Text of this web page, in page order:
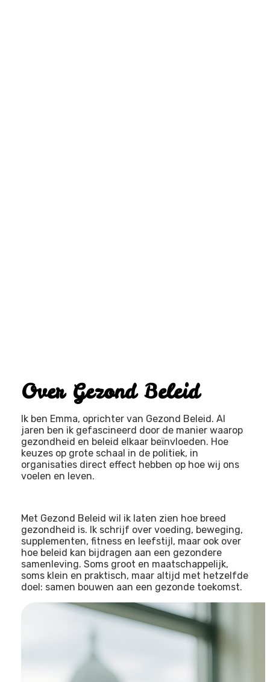
Over Gezond Beleid
Ik ben Emma, oprichter van Gezond Beleid. Al
jaren ben ik gefascineerd door de manier waarop
gezondheid en beleid elkaar beïnvloeden. Hoe
keuzes op grote schaal in de politiek, in
organisaties direct effect hebben op hoe wij ons
voelen en leven.
Met Gezond Beleid wil ik laten zien hoe breed
gezondheid is. Ik schrijf over voeding, beweging,
supplementen, fitness en leefstijl, maar ook over
hoe beleid kan bijdragen aan een gezondere
samenleving. Soms groot en maatschappelijk,
soms klein en praktisch, maar altijd met hetzelfde
doel: samen bouwen aan een gezonde toekomst.